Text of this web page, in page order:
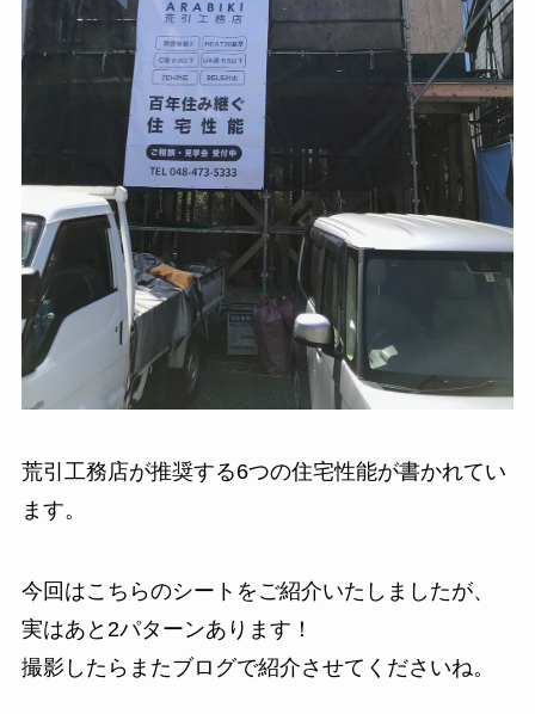
荒引工務店が推奨する6つの住宅性能が書かれてい
ます。
今回はこちらのシートをご紹介いたしましたが、
実はあと2パターンあります！
撮影したらまたブログで紹介させてくださいね。